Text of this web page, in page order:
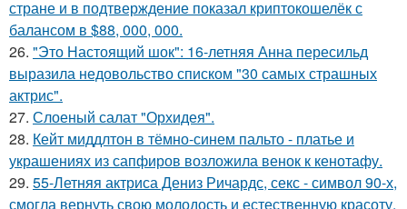
стране и в подтверждение показал криптокошелёк с
балансом в $88, 000, 000.
26. "Это Настоящий шок": 16-летняя Анна пересильд
выразила недовольство списком "30 самых страшных
актрис".
27. Слоеный салат "Орхидея".
28. Кейт миддлтон в тёмно-синем пальто - платье и
украшениях из сапфиров возложила венок к кенотафу.
29. 55-Летняя актриса Дениз Ричардс, секс - символ 90-х,
смогла вернуть свою молодость и естественную красоту.